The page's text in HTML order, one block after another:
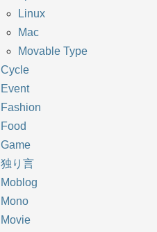
Linux
Mac
Movable Type
Cycle
Event
Fashion
Food
Game
独り言
Moblog
Mono
Movie